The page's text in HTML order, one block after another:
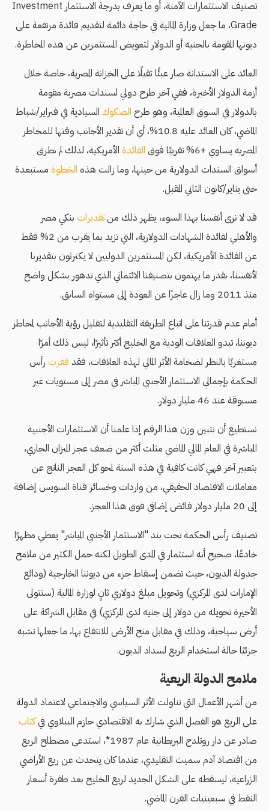
تصنيف الاستثمارات الآمنة، أو ما يعرف بدرجة الاستثمار Investment
Grade، ما جعل وزارة المالية في حاجة دائمة لتقديم فائدة مرتفعة على
ديونها المقومة بالجنيه أو الدولار لتعويض المستثمرين عن هذه المخاطرة.
العائد على الاستدانة صار عبئًا ثقيلًا على الخزانة المصرية، خاصة خلال
أزمة الدولار الأخيرة، ففي آخر طرح دولي لسندات مصرية مقومة
بالدولار في السوق العالمية، وهو طرح الصكوك السيادية في فبراير/شباط
الماضي، كان العائد عليه 10.8%، أي أن تقدير الأجانب وقتها للمخاطر
المصرية يساوي +6% تقريبًا فوق
الفائدة الأمريكية، لذلك لم نطرق
أسواق السندات الدولارية من حينها، وما زالت هذه الخطوة مستبعدة
حتى يناير/كانون الثاني المقبل.
قد لا نرى أنفسنا بهذا السوء، يظهر ذلك منتقديرات بنكي مصر
والأهلي لفائدة الشهادات الدولارية، التي تزيد بما يقرب من 2% فقط
عن الفائدة الأمريكية، لكن المستثمرين الدوليين لا يكترثون بتقديرنا
لأنفسنا، بقدر ما يهتمون بتصنيفنا الائتماني الذي تدهور بشكل واضح
منذ 2011 وما زال عاجزًا عن العودة إلى مستواه السابق.
أمام عدم قدرتنا على اتباع الطريقة التقليدية لتقليل رؤية الأجانب لمخاطر
ديوننا، تبدو العلاقات الودية مع الخليج أكثر تأثيرًا، ليس ذلك أمرًا
مستغربًا بالنظر لضخامة الأثر المالي لهذه العلاقات، فقد قفزت رأس
الحكمة بإجمالي الاستثمار الأجنبي المباشر في مصر إلى مستويات غير
مسبوقة عند 46 مليار دولار.
نستطيع أن نتبين وزن هذا الرقم إذا علمنا أن الاستثمارات الأجنبية
المباشرة في العام المالي الماضي مثلت أكثر من ضعف عجز الميزان الجاري،
بتعبير آخر فهي كانت كافية في هذه السنة لمحو كل العجز الناتج عن
معاملات الاقتصاد الحقيقي، من واردات وخسائر قناة السويس إضافة
إلى 20 مليار دولار فائض إضافي فوق هذا العجز.
تصنيف رأس الحكمة تحت بند "الاستثمار الأجنبي المباشر" يعطي مظهرًا
خادعًا، صحيح أنه استثمار في المدى الطويل لكنه حمل الكثير من ملامح
جدولة الديون، حيث تضمن إسقاط جزء من ديوننا الخارجية (ودائع
الإمارات لدى المركزي) وتحويل مبلغ دولاري ثانٍ لوزارة المالية (ستتولى
الأخيرة تحويله من دولار إلى جنيه لدى المركزي) في مقابل الشراكة على
أرض سياحية، وذلك في مقابل منح الأرض للانتفاع بها، ما جعلها تشبه
جزئيًا حالة استخدام الريع لسداد الديون.
ملامح الدولة الريعية
من أشهر الأعمال التي تناولت الأثر السياسي والاجتماعي لاعتماد الدولة
على الريع هو الفصل الذي شارك به الاقتصادي حازم الببلاوي فيكتاب
صادر عن دار روتلدج البريطانية عام 1987*، استدعى مصطلح الريع
من اقتصاد آدم سميث التقليدي، عندما كان يتحدث عن ريع الأراضي
الزراعية، ليسقطه على الشكل الجديد لريع الخليج بعد طفرة أسعار
النفط في سبعينيات القرن الماضي.